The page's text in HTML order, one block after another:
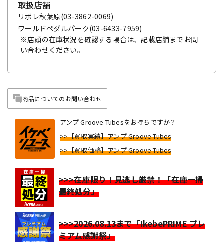
取扱店舗
リボレ秋葉原(03-3862-0069)
ワールドペダルパーク(03-6433-7959)
※店頭の在庫状況を確認する場合は、記載店舗までお問
い合わせください。
商品についてのお問い合わせ
アンプ Groove Tubesをお持ちですか？
>>【買取実績】アンプ Groove Tubes
>>【買取価格】アンプ Groove Tubes
>>>在庫限り！見逃し厳禁！「在庫一掃
最終処分」
>>>2026.08.13まで「IkebePRIME プレ
ミアム感謝祭」